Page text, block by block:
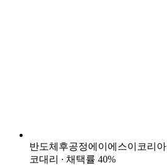
반도체후공정에이에스이코리아
코대리 ∙ 채택률 40%